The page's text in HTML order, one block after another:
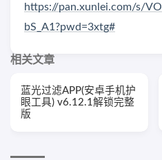
https://pan.xunlei.com/s/
bS_A1?pwd=3xtg#
相关文章
蓝光过滤APP(安卓手机护
眼工具) v6.12.1解锁完整
版